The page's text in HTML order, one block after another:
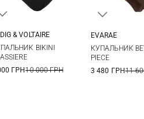
& VOLTAIRE
BIKINI
ГРН10 000 ГРН
EVARAE
КУПАЛЬНИК
PIECE
3 480 ГРН11